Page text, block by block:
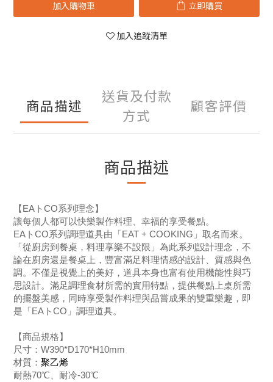
加入購物車 立即購買
加入追蹤清單
商品描述
送貨及付款
方式
顧客評價
商品描述
【EAトCO系列理念】
讓每個人都可以快樂製作料理、幸福的享受餐點。
EAトCO系列調理道具由「EAT + COOKING」取名而來。
「從廚房到餐桌，料理享樂不設限」為此系列設計理念，不
論在廚房還是餐桌上，豐富滿足料理情感的設計、質感與色
調。不僅是視覺上的美好，道具本身也富有使用機能性與巧
思設計。滿足調理食材所需的實用特點，提供餐點上桌所需
的擺盤美感，同時享受製作料理與品嘗成果的雙重樂趣，即
是「EAトCO」調理道具。
【商品規格】
尺寸：W390*D170*H10mm
材質： 聚乙烯
耐熱70℃、耐冷-30℃